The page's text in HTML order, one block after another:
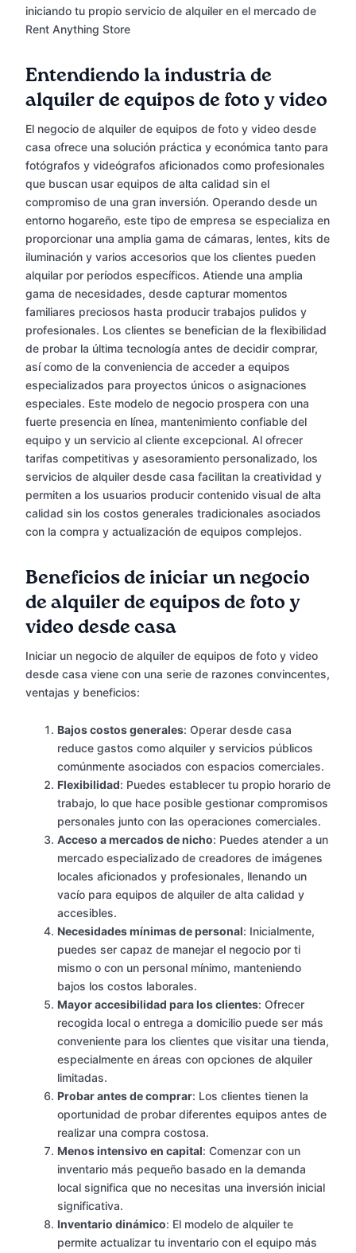
iniciando tu propio servicio de alquiler en el mercado de
Rent Anything Store
Entendiendo la industria de
alquiler de equipos de foto y video
El negocio de alquiler de equipos de foto y video desde
casa ofrece una solución práctica y económica tanto para
fotógrafos y videógrafos aficionados como profesionales
que buscan usar equipos de alta calidad sin el
compromiso de una gran inversión. Operando desde un
entorno hogareño, este tipo de empresa se especializa en
proporcionar una amplia gama de cámaras, lentes, kits de
iluminación y varios accesorios que los clientes pueden
alquilar por períodos específicos. Atiende una amplia
gama de necesidades, desde capturar momentos
familiares preciosos hasta producir trabajos pulidos y
profesionales. Los clientes se benefician de la flexibilidad
de probar la última tecnología antes de decidir comprar,
así como de la conveniencia de acceder a equipos
especializados para proyectos únicos o asignaciones
especiales. Este modelo de negocio prospera con una
fuerte presencia en línea, mantenimiento confiable del
equipo y un servicio al cliente excepcional. Al ofrecer
tarifas competitivas y asesoramiento personalizado, los
servicios de alquiler desde casa facilitan la creatividad y
permiten a los usuarios producir contenido visual de alta
calidad sin los costos generales tradicionales asociados
con la compra y actualización de equipos complejos.
Beneficios de iniciar un negocio
de alquiler de equipos de foto y
video desde casa
Iniciar un negocio de alquiler de equipos de foto y video
desde casa viene con una serie de razones convincentes,
ventajas y beneficios:
Bajos costos generales: Operar desde casa
reduce gastos como alquiler y servicios públicos
comúnmente asociados con espacios comerciales.
Flexibilidad: Puedes establecer tu propio horario de
trabajo, lo que hace posible gestionar compromisos
personales junto con las operaciones comerciales.
Acceso a mercados de nicho: Puedes atender a un
mercado especializado de creadores de imágenes
locales aficionados y profesionales, llenando un
vacío para equipos de alquiler de alta calidad y
accesibles.
Necesidades mínimas de personal: Inicialmente,
puedes ser capaz de manejar el negocio por ti
mismo o con un personal mínimo, manteniendo
bajos los costos laborales.
Mayor accesibilidad para los clientes: Ofrecer
recogida local o entrega a domicilio puede ser más
conveniente para los clientes que visitar una tienda,
especialmente en áreas con opciones de alquiler
limitadas.
Probar antes de comprar: Los clientes tienen la
oportunidad de probar diferentes equipos antes de
realizar una compra costosa.
Menos intensivo en capital: Comenzar con un
inventario más pequeño basado en la demanda
local significa que no necesitas una inversión inicial
significativa.
Inventario dinámico: El modelo de alquiler te
permite actualizar tu inventario con el equipo más